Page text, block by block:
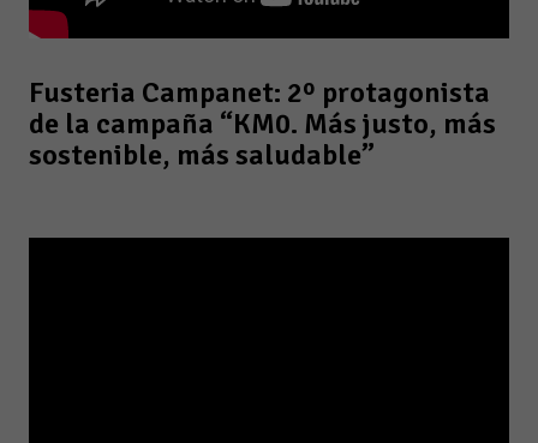
Fusteria Campanet: 2º protagonista
de la campaña “KM0. Más justo, más
sostenible, más saludable”